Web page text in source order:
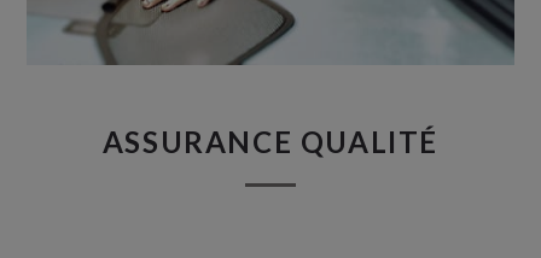
ASSURANCE QUALITÉ